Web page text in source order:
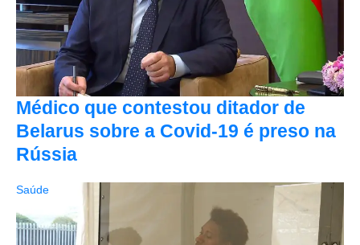
Médico que contestou ditador de
Belarus sobre a Covid-19 é preso na
Rússia
Saúde